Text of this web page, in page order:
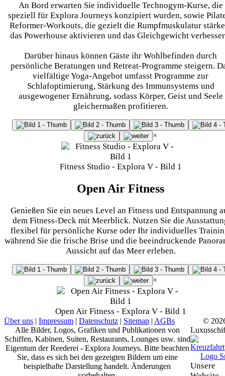
An Bord erwarten Sie individuelle Technogym-Kurse, die
speziell für Explora Journeys konzipiert wurden, sowie
Reformer-Workouts, die gezielt die Rumpfmuskulatur
das Powerhouse aktivieren und das Gleichgewicht
Darüber hinaus können Gäste ihr Wohlbefinden durch
persönliche Beratungen und Retreat-Programme steigern.
vielfältige Yoga-Angebot umfasst Programme zur
Schlafoptimierung, Stärkung des Immunsystems und
ausgewogener Ernährung, sodass Körper, Geist und Seele
gleichermaßen profitieren.
×
Fitness Studio - Explora V - Bild 1
Open Air Fitness
Genießen Sie ein neues Level an Fitness und Entspannung
dem Fitness-Deck mit Meerblick. Nutzen Sie die
flexibel für persönliche Kurse oder Ihr individuelles
während Sie die frische Brise und die beeindruckende
Aussicht auf das Meer erleben.
×
Open Air Fitness - Explora V - Bild 1
Über uns | Impressum | Datenschutz | Sitemap | AGBs
Alle Bilder, Logos, Grafiken und Publikationen von
Schiffen, Kabinen, Suiten, Restaurants, Lounges usw. sind
Eigentum der Reederei - Explora Journeys. Bitte beachten
Sie, dass es sich bei den gezeigten Bildern um eine
beispielhafte Darstellung handelt. Änderungen
©
Unsere